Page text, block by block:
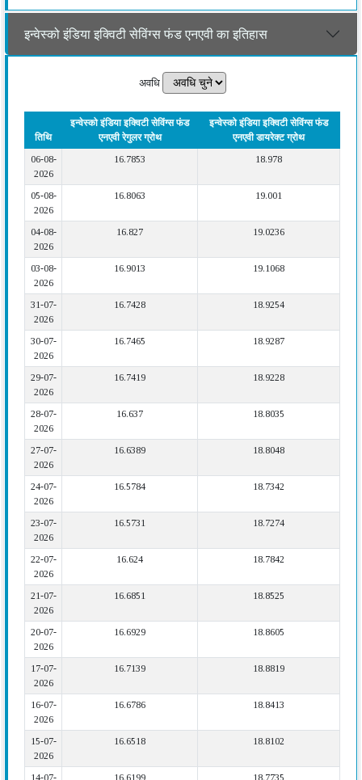
इन्वेस्को इंडिया इक्विटी सेविंग्स फंड एनएवी का इतिहास
अवधि
तिथि
इन्वेस्को इंडिया इक्विटी सेविंग्स फंड
एनएवी रेगुलर ग्रोथ
इन्वेस्को इंडिया इक्विटी सेविंग्स फंड
एनएवी डायरेक्ट ग्रोथ
06-08-
2026
16.7853 18.978
05-08-
2026
16.8063 19.001
04-08-
2026
16.827 19.0236
03-08-
2026
16.9013 19.1068
31-07-
2026
16.7428 18.9254
30-07-
2026
16.7465 18.9287
29-07-
2026
16.7419 18.9228
28-07-
2026
16.637 18.8035
27-07-
2026
16.6389 18.8048
24-07-
2026
16.5784 18.7342
23-07-
2026
16.5731 18.7274
22-07-
2026
16.624 18.7842
21-07-
2026
16.6851 18.8525
20-07-
2026
16.6929 18.8605
17-07-
2026
16.7139 18.8819
16-07-
2026
16.6786 18.8413
15-07-
2026
16.6518 18.8102
14-07- 16.6199 18.7735